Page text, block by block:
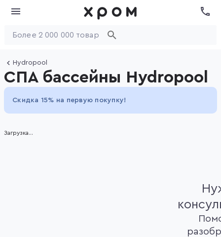
Hydropool
СПА бассейны Hydropool
Скидка 15% на первую покупку!
Загрузка...